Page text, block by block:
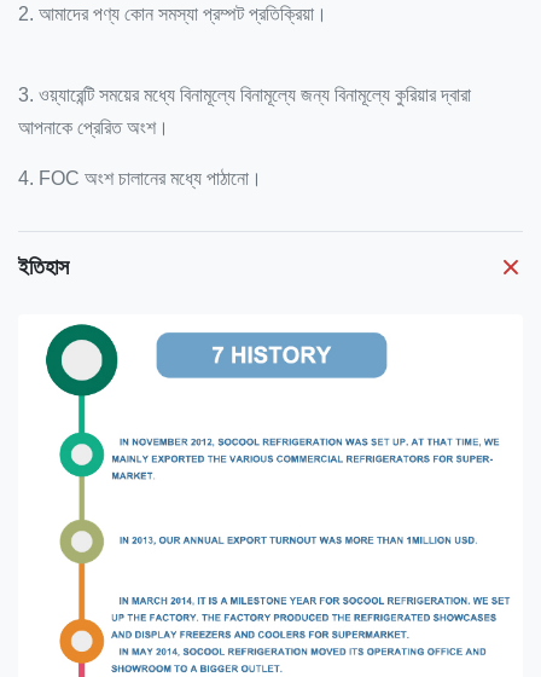
2. আমাদের পণ্য কোন সমস্যা প্রম্পট প্রতিক্রিয়া।
3. ওয়্যারেন্টি সময়ের মধ্যে বিনামূল্যে বিনামূল্যে জন্য বিনামূল্যে কুরিয়ার দ্বারা
আপনাকে প্রেরিত অংশ।
4. FOC অংশ চালানের মধ্যে পাঠানো।
ইতিহাস